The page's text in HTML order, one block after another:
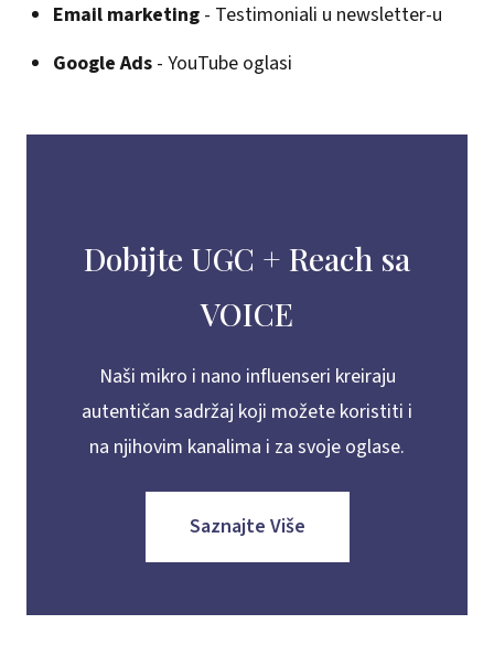
Email marketing - Testimoniali u newsletter-u
Google Ads - YouTube oglasi
Dobijte UGC + Reach sa
VOICE
Naši mikro i nano influenseri kreiraju
autentičan sadržaj koji možete koristiti i
na njihovim kanalima i za svoje oglase.
Saznajte Više